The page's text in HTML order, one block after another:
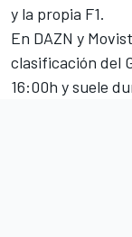
y la propia F1.
En DAZN y
clasificación del
16:00h y suele